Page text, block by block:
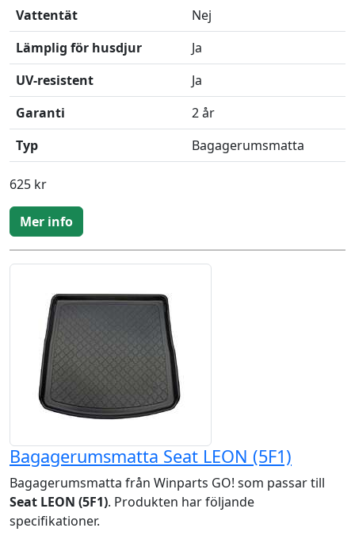
Vattentät
Nej
Lämplig för husdjur
Ja
UV-resistent
Ja
Garanti
2 år
Typ
Bagagerumsmatta
625 kr
Mer info
Bagagerumsmatta Seat LEON (5F1)
Bagagerumsmatta från Winparts GO! som passar till
Seat LEON (5F1). Produkten har följande
specifikationer.